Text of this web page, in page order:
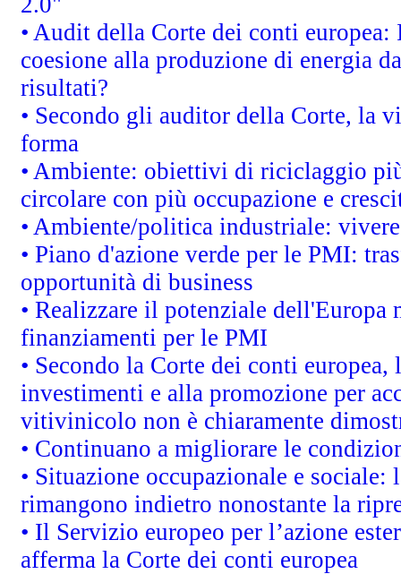
• Audit della Corte dei conti
coesione alla produzione di energia
risultati?
• Secondo gli auditor della Corte, la
forma
• Ambiente: obiettivi di riciclaggio
circolare con più occupazione e
• Ambiente/politica industriale:
• Piano d'azione verde per le PMI:
opportunità di business
• Realizzare il potenziale
finanziamenti per le PMI
• Secondo la Corte dei conti
investimenti e alla promozione per
vitivinicolo non è chiaramente
• Continuano a migliorare le
• Situazione occupazionale e
rimangono indietro nonostante la
• Il Servizio europeo per l’azione
afferma la Corte dei conti europea